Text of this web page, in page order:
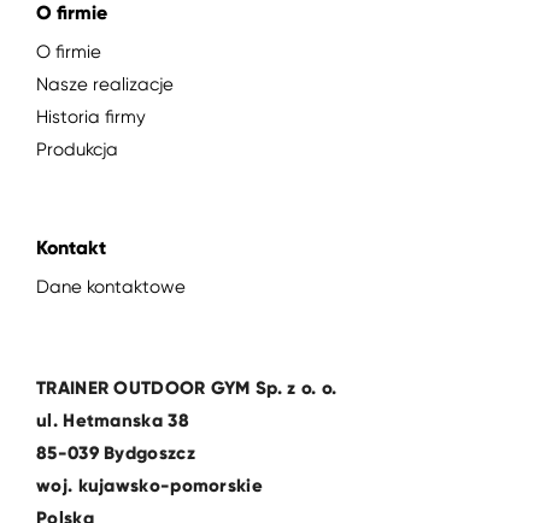
O firmie
O firmie
Nasze realizacje
Historia firmy
Produkcja
Kontakt
Dane kontaktowe
TRAINER OUTDOOR GYM Sp. z o. o.
ul. Hetmanska 38
85-039 Bydgoszcz
woj. kujawsko-pomorskie
Polska